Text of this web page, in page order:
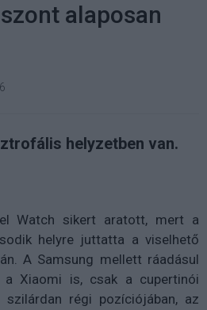
alaposan
helyzetben van.
Watch sikert aratott, mert a
helyre juttatta a viselhető
A Samsung mellett ráadásul
a Xiaomi is, csak a cupertinói
régi pozíciójában, az